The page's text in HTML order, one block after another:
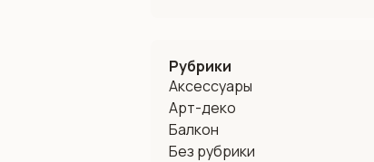
Рубрики
Аксессуары
Арт-деко
Балкон
Без рубрики